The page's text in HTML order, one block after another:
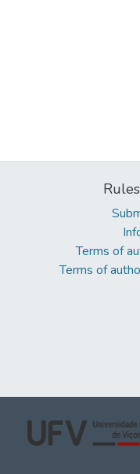
Terms of
Terms of